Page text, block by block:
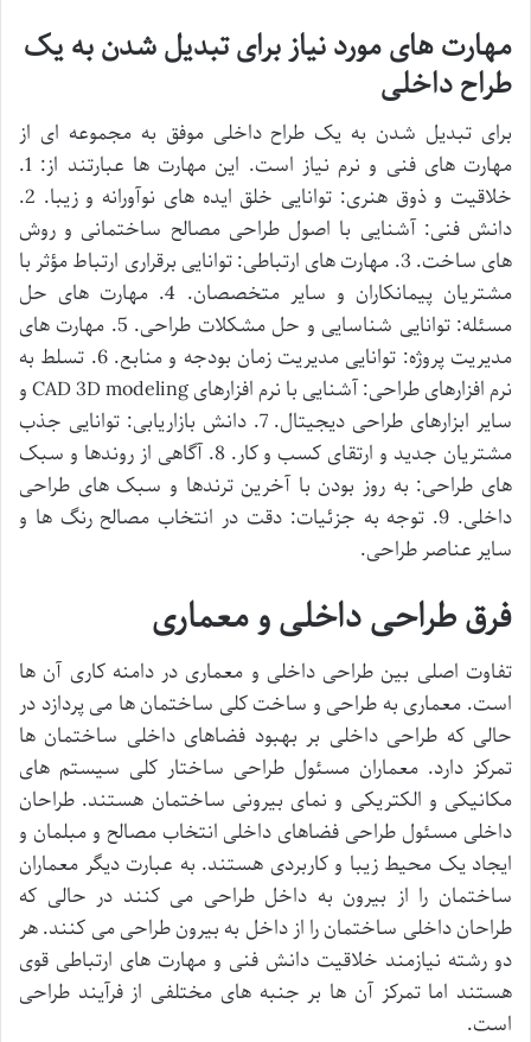
مهارت های مورد نیاز برای تبدیل شدن به یک
طراح داخلی
برای تبدیل شدن به یک طراح داخلی موفق به مجموعه ای از
مهارت های فنی و نرم نیاز است. این مهارت ها عبارتند از: 1.
خلاقیت و ذوق هنری: توانایی خلق ایده های نوآورانه و زیبا. 2.
دانش فنی: آشنایی با اصول طراحی مصالح ساختمانی و روش
های ساخت. 3. مهارت های ارتباطی: توانایی برقراری ارتباط مؤثر با
مشتریان پیمانکاران و سایر متخصصان. 4. مهارت های حل
مسئله: توانایی شناسایی و حل مشکلات طراحی. 5. مهارت های
مدیریت پروژه: توانایی مدیریت زمان بودجه و منابع. 6. تسلط به
نرم افزارهای طراحی: آشنایی با نرم افزارهای CAD 3D modeling و
سایر ابزارهای طراحی دیجیتال. 7. دانش بازاریابی: توانایی جذب
مشتریان جدید و ارتقای کسب و کار. 8. آگاهی از روندها و سبک
های طراحی: به روز بودن با آخرین ترندها و سبک های طراحی
داخلی. 9. توجه به جزئیات: دقت در انتخاب مصالح رنگ ها و
سایر عناصر طراحی.
فرق طراحی داخلی و معماری
تفاوت اصلی بین طراحی داخلی و معماری در دامنه کاری آن ها
است. معماری به طراحی و ساخت کلی ساختمان ها می پردازد در
حالی که طراحی داخلی بر بهبود فضاهای داخلی ساختمان ها
تمرکز دارد. معماران مسئول طراحی ساختار کلی سیستم های
مکانیکی و الکتریکی و نمای بیرونی ساختمان هستند. طراحان
داخلی مسئول طراحی فضاهای داخلی انتخاب مصالح و مبلمان و
ایجاد یک محیط زیبا و کاربردی هستند. به عبارت دیگر معماران
ساختمان را از بیرون به داخل طراحی می کنند در حالی که
طراحان داخلی ساختمان را از داخل به بیرون طراحی می کنند. هر
دو رشته نیازمند خلاقیت دانش فنی و مهارت های ارتباطی قوی
هستند اما تمرکز آن ها بر جنبه های مختلفی از فرآیند طراحی
است.